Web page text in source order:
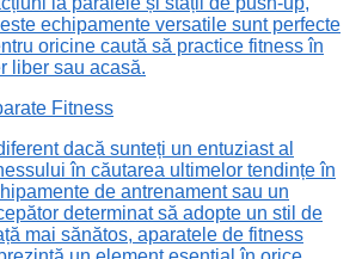
echipamente versatile sunt perfecte
oricine caută să practice fitness în
liber sau acasă.
Fitness
dacă sunteți un entuziast al
în căutarea ultimelor tendințe în
de antrenament sau un
determinat să adopte un stil de
mai sănătos, aparatele de fitness